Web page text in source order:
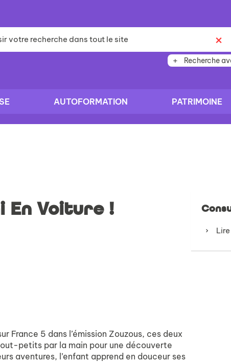
Recherche
AUTOFORMATION PATRIMOINE
En Voiture !
France 5 dans l’émission Zouzous, ces deux
petits par la main pour une découverte
aventures, l’enfant apprend en douceur ses
Lire